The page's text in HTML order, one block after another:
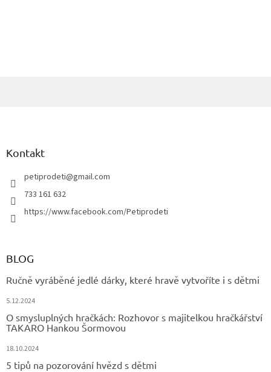
Kontakt
petiprodeti@gmail.com
733 161 632
https://www.facebook.com/Petiprodeti
BLOG
Ručně vyráběné jedlé dárky, které hravě vytvoříte i s dětmi
5.12.2024
O smysluplných hračkách: Rozhovor s majitelkou hračkářství
TAKARO Hankou Šormovou
18.10.2024
5 tipů na pozorování hvězd s dětmi